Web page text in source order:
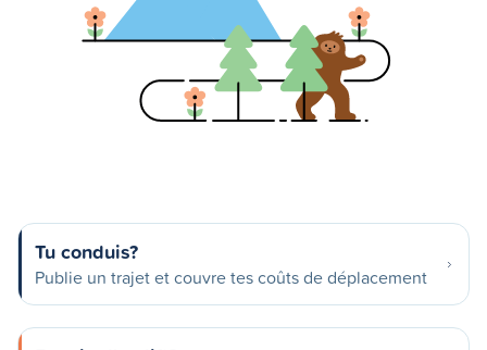
Tu conduis?
Publie un trajet et couvre tes coûts de déplacement